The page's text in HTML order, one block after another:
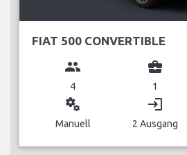
FIAT 500 CONVERTIBLE
group
4
business_center
1
miscellaneous_services
Manuell
login
2 Ausgang